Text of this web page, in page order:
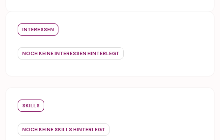
INTERESSEN
NOCH KEINE INTERESSEN HINTERLEGT
SKILLS
NOCH KEINE SKILLS HINTERLEGT